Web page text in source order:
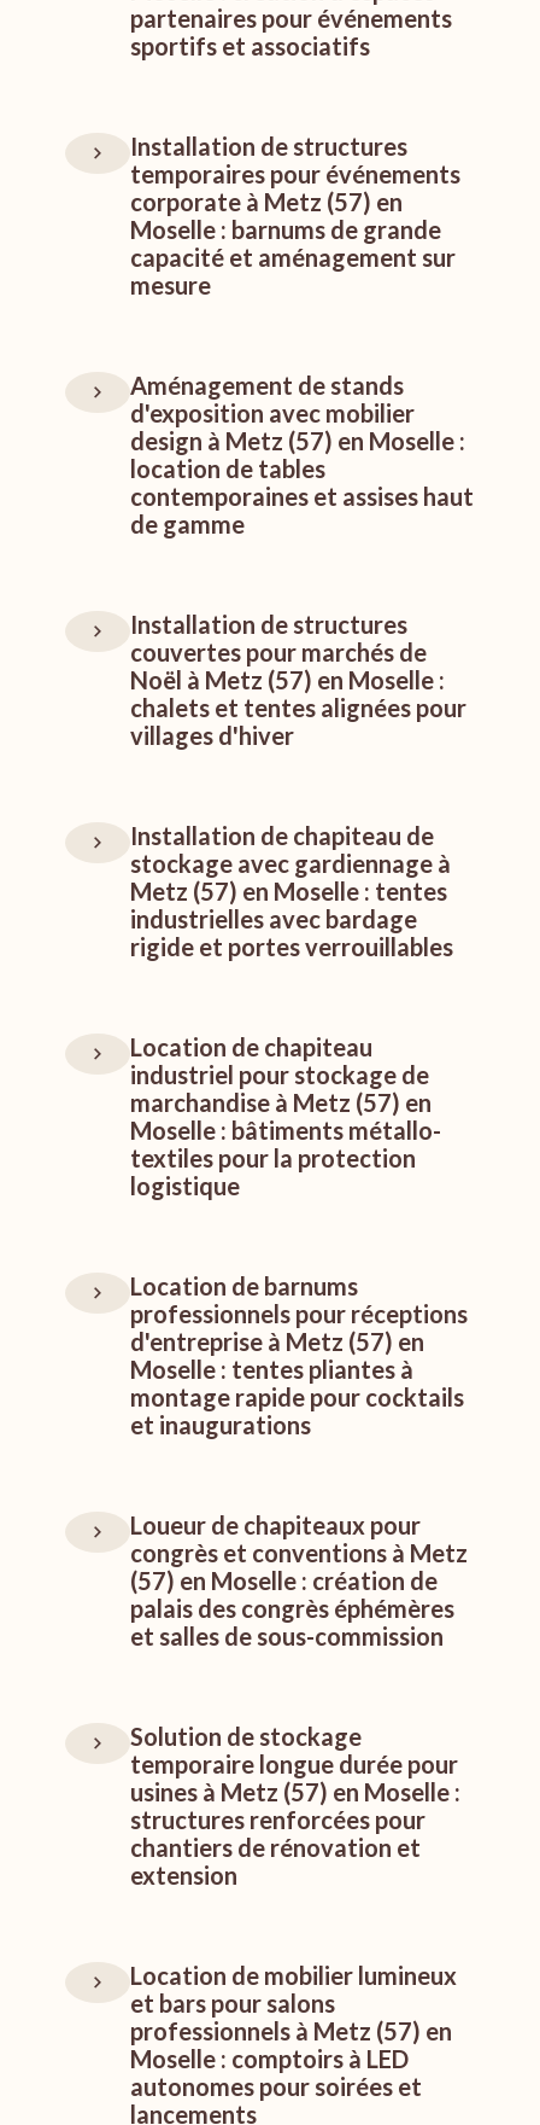
partenaires pour événements
sportifs et associatifs
Installation de structures
temporaires pour événements
corporate à Metz (57) en
Moselle : barnums de grande
capacité et aménagement sur
mesure
Aménagement de stands
d'exposition avec mobilier
design à Metz (57) en Moselle :
location de tables
contemporaines et assises haut
de gamme
Installation de structures
couvertes pour marchés de
Noël à Metz (57) en Moselle :
chalets et tentes alignées pour
villages d'hiver
Installation de chapiteau de
stockage avec gardiennage à
Metz (57) en Moselle : tentes
industrielles avec bardage
rigide et portes verrouillables
Location de chapiteau
industriel pour stockage de
marchandise à Metz (57) en
Moselle : bâtiments métallo-
textiles pour la protection
logistique
Location de barnums
professionnels pour réceptions
d'entreprise à Metz (57) en
Moselle : tentes pliantes à
montage rapide pour cocktails
et inaugurations
Loueur de chapiteaux pour
congrès et conventions à Metz
(57) en Moselle : création de
palais des congrès éphémères
et salles de sous-commission
Solution de stockage
temporaire longue durée pour
usines à Metz (57) en Moselle :
structures renforcées pour
chantiers de rénovation et
extension
Location de mobilier lumineux
et bars pour salons
professionnels à Metz (57) en
Moselle : comptoirs à LED
autonomes pour soirées et
lancements